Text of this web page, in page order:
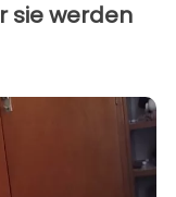
sie werden